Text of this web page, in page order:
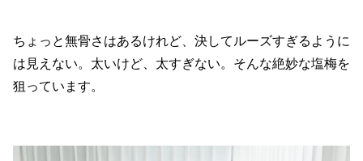
ちょっと無骨さはあるけれど、決してルーズすぎるように
は見えない。太いけど、太すぎない。そんな絶妙な塩梅を
狙っています。